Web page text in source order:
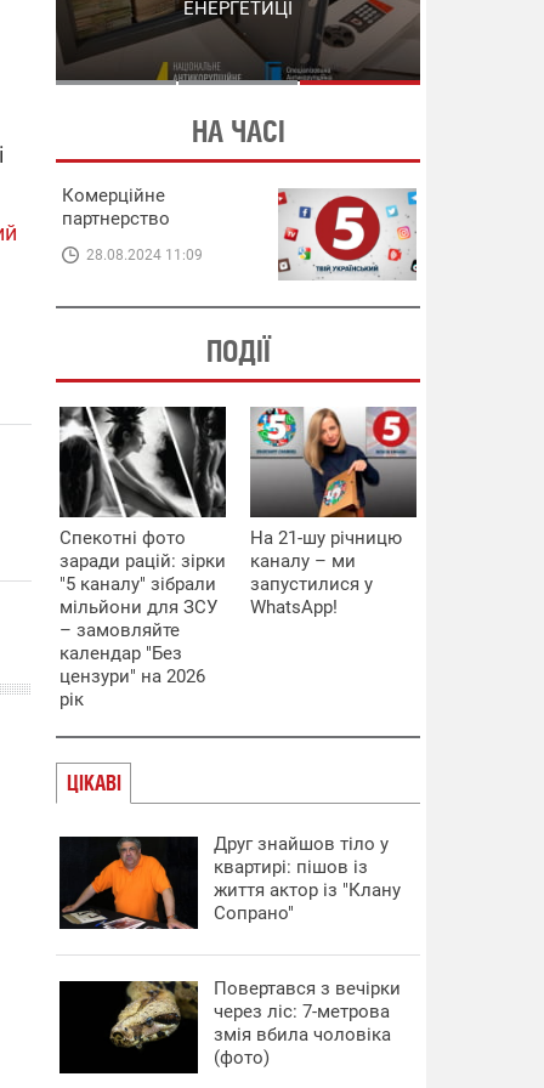
СХЕМИ В ЕНЕРГЕТИЦІ
ЕНЕРГЕТИЦІ
НА ЧАСІ
Комерційне
партнерство
28.08.2024 11:09
ПОДІЇ
Спекотні фото
заради рацій: зірки
"5 каналу" зібрали
мільйони для ЗСУ
– замовляйте
календар "Без
цензури" на 2026
рік
На 21-шу річницю
каналу – ми
запустилися у
WhatsApp!
ЦІКАВІ
Друг знайшов тіло у
квартирі: пішов із
життя актор із "Клану
Сопрано"
Повертався з вечірки
через ліс: 7-метрова
змія вбила чоловіка
(фото)